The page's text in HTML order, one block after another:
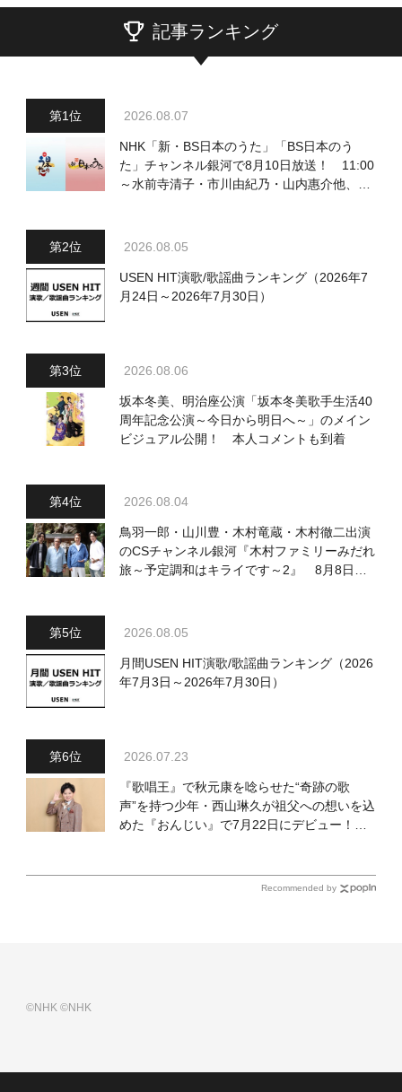
記事ランキング
2026.08.07
NHK「新・BS日本のうた」「BS日本のう
た」チャンネル銀河で8月10日放送！ 11:00
～水前寺清子・市川由紀乃・山内惠介他、
2026.08.05
USEN HIT演歌/歌謡曲ランキング（2026年7
月24日～2026年7月30日）
2026.08.06
坂本冬美、明治座公演「坂本冬美歌手生活40
周年記念公演～今日から明日へ～」のメイン
ビジュアル公開！ 本人コメントも到着
2026.08.04
鳥羽一郎・山川豊・木村竜蔵・木村徹二出演
のCSチャンネル銀河『木村ファミリーみだれ
旅～予定調和はキライです～2』 8月8日
2026.08.05
月間USEN HIT演歌/歌謡曲ランキング（2026
年7月3日～2026年7月30日）
2026.07.23
『歌唱王』で秋元康を唸らせた“奇跡の歌
声”を持つ少年・西山琳久が祖父への想いを込
めた『おんじい』で7月22日にデビュー！
Recommended by
©NHK©NHK